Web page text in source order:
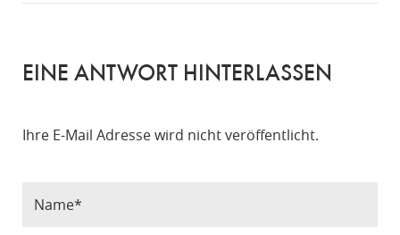
EINE ANTWORT HINTERLASSEN
Ihre E-Mail Adresse wird nicht veröffentlicht.